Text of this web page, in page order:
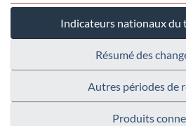
Indicateurs nationaux du
Résumé des
Autres périodes de
Produits